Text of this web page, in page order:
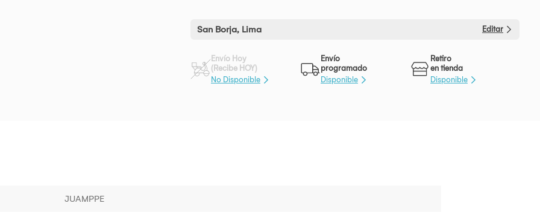
San Borja, Lima Editar
Envío Hoy
(Recibe HOY)
No Disponible
Envío
programado
Disponible
Retiro
en tienda
Disponible
JUAMPPE